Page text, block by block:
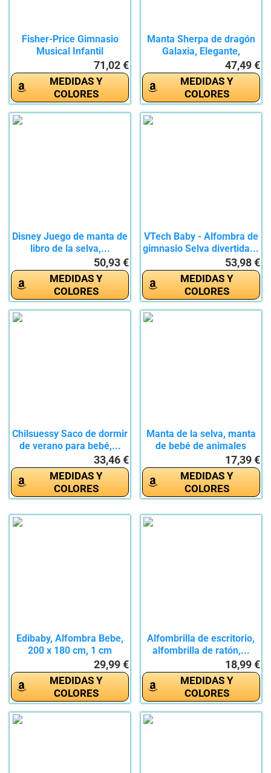
Fisher-Price Gimnasio
Musical Infantil
Animalitos...71,02 €
MEDIDAS Y
COLORES
Manta Sherpa de dragón
Galaxia, Elegante,
47,49 €
MEDIDAS Y
COLORES
Disney Juego de manta de
libro de la selva,...
50,93 €
MEDIDAS Y
COLORES
VTech Baby - Alfombra de
gimnasio Selva divertida...
53,98 €
MEDIDAS Y
COLORES
Chilsuessy Saco de dormir
de verano para bebé,...
33,46 €
MEDIDAS Y
COLORES
Manta de la selva, manta
de bebé de animales
17,39 €
MEDIDAS Y
COLORES
Edibaby, Alfombra Bebe,
200 x 180 cm, 1 cm
29,99 €
MEDIDAS Y
COLORES
Alfombrilla de escritorio,
alfombrilla de ratón,...
18,99 €
MEDIDAS Y
COLORES